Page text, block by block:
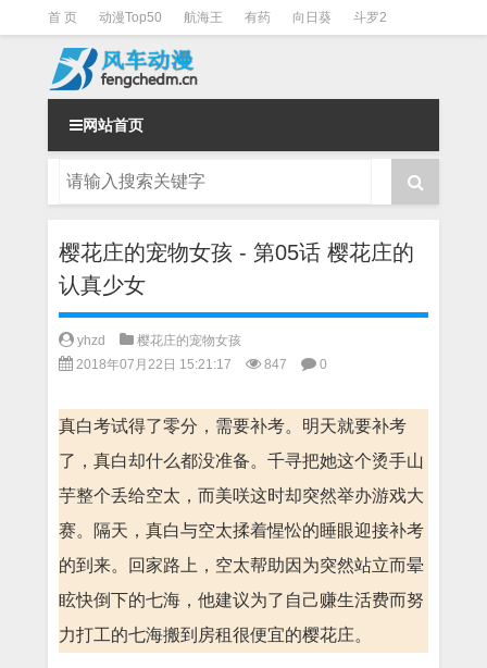
首 页 动漫Top50 航海王 有药 向日葵 斗罗2
斗罗3 火影 一拳超人
网站首页
樱花庄的宠物女孩 - 第05话 樱花庄的
认真少女
yhzd
樱花庄的宠物女孩
2018年07月22日 15:21:17
847 0
真白考试得了零分，需要补考。明天就要补考
了，真白却什么都没准备。千寻把她这个烫手山
芋整个丢给空太，而美咲这时却突然举办游戏大
赛。隔天，真白与空太揉着惺忪的睡眼迎接补考
的到来。回家路上，空太帮助因为突然站立而晕
眩快倒下的七海，他建议为了自己赚生活费而努
力打工的七海搬到房租很便宜的樱花庄。